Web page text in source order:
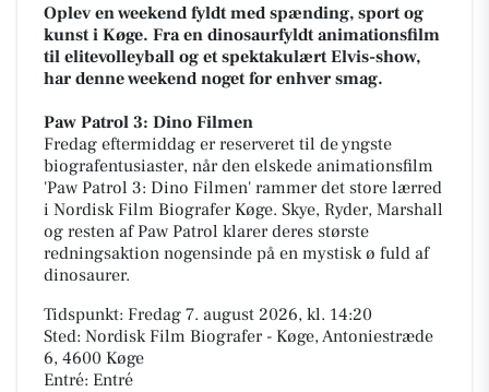
Oplev en weekend fyldt med spænding, sport og
kunst i Køge. Fra en dinosaurfyldt animationsfilm
til elitevolleyball og et spektakulært Elvis-show,
har denne weekend noget for enhver smag.
Paw Patrol 3: Dino Filmen
Fredag eftermiddag er reserveret til de yngste
biografentusiaster, når den elskede animationsfilm
'Paw Patrol 3: Dino Filmen' rammer det store lærred
i Nordisk Film Biografer Køge. Skye, Ryder, Marshall
og resten af Paw Patrol klarer deres største
redningsaktion nogensinde på en mystisk ø fuld af
dinosaurer.
Tidspunkt: Fredag 7. august 2026, kl. 14:20
Sted: Nordisk Film Biografer - Køge, Antoniestræde
6, 4600 Køge
Entré: Entré